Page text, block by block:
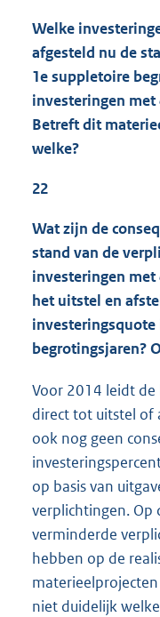
Welke
afgesteld nu de
1e suppletoire
investeringen
Betreft dit
welke?
22
Wat zijn de
stand van de
investeringen
het uitstel en
begrotingsjaren?
Voor 2014 leidt
direct tot uitstel of
ook nog geen
op basis van
verplichtingen. Op
verminderde
hebben op de
niet duidelijk